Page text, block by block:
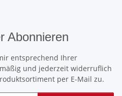
Abonnieren
entsprechend Ihrer
und jederzeit widerruflich
per E-Mail zu.